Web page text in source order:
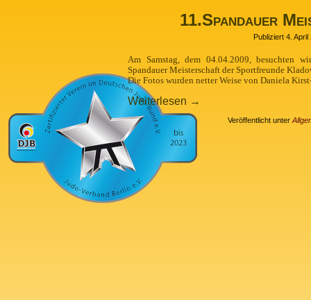
11.Spandauer
Publiziert 4. April
Am Samstag, dem 04.04.2009, besuchten
Spandauer Meisterschaft der Sportfreunde
Die Fotos wurden netter Weise von Daniela
Weiterlesen →
Veröffentlicht unter